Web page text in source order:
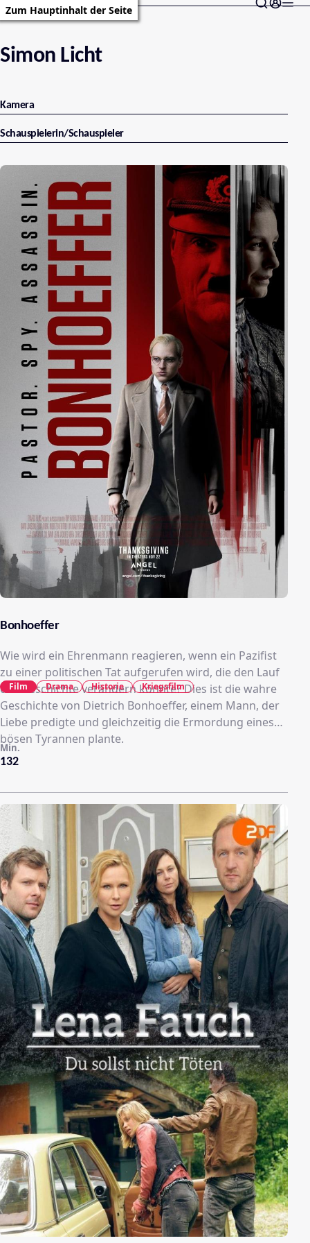
Zum Hauptinhalt der Seite
Simon Licht
Kamera
Schauspielerin/Schauspieler
Bonhoeffer
Wie wird ein Ehrenmann reagieren, wenn ein Pazifist
zu einer politischen Tat aufgerufen wird, die den Lauf
der Geschichte verändern könnte? Dies ist die wahre
Geschichte von Dietrich Bonhoeffer, einem Mann, der
Liebe predigte und gleichzeitig die Ermordung eines
bösen Tyrannen plante.
132
Min.
Film Drama Historie Kriegsfilm